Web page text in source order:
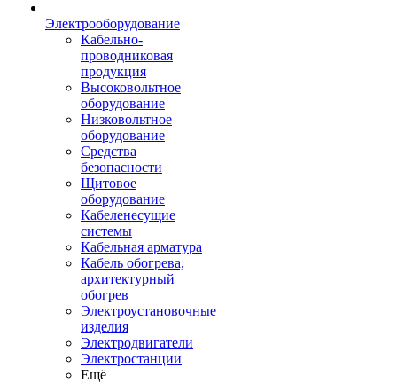
Электрооборудование
Кабельно-
проводниковая
продукция
Высоковольтное
оборудование
Низковольтное
оборудование
Средства
безопасности
Щитовое
оборудование
Кабеленесущие
системы
Кабельная арматура
Кабель обогрева,
архитектурный
обогрев
Электроустановочные
изделия
Электродвигатели
Электростанции
Ещё